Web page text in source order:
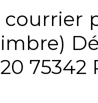
courrier
75342